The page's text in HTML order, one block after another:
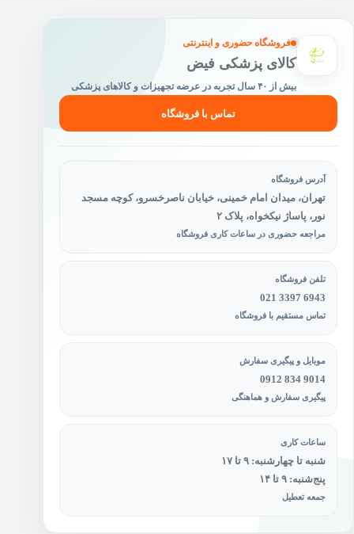
فروشگاه حضوری و اینترنتی
کالای پزشکی فیض
بیش از ۴۰ سال تجربه در عرضه تجهیزات و کالاهای پزشکی
تماس با فروشگاه
آدرس فروشگاه
تهران، میدان امام خمینی، خیابان ناصرخسرو، کوچه مسجد
نور، پاساژ نیکخواه، پلاک ۲
مراجعه حضوری در ساعات کاری فروشگاه
تلفن فروشگاه
021 3397 6943
تماس مستقیم با فروشگاه
موبایل و پیگیری سفارش
0912 834 9014
پیگیری سفارش و هماهنگی
ساعات کاری
شنبه تا چهارشنبه: ۹ تا ۱۷
پنج‌شنبه: ۹ تا ۱۴
جمعه تعطیل